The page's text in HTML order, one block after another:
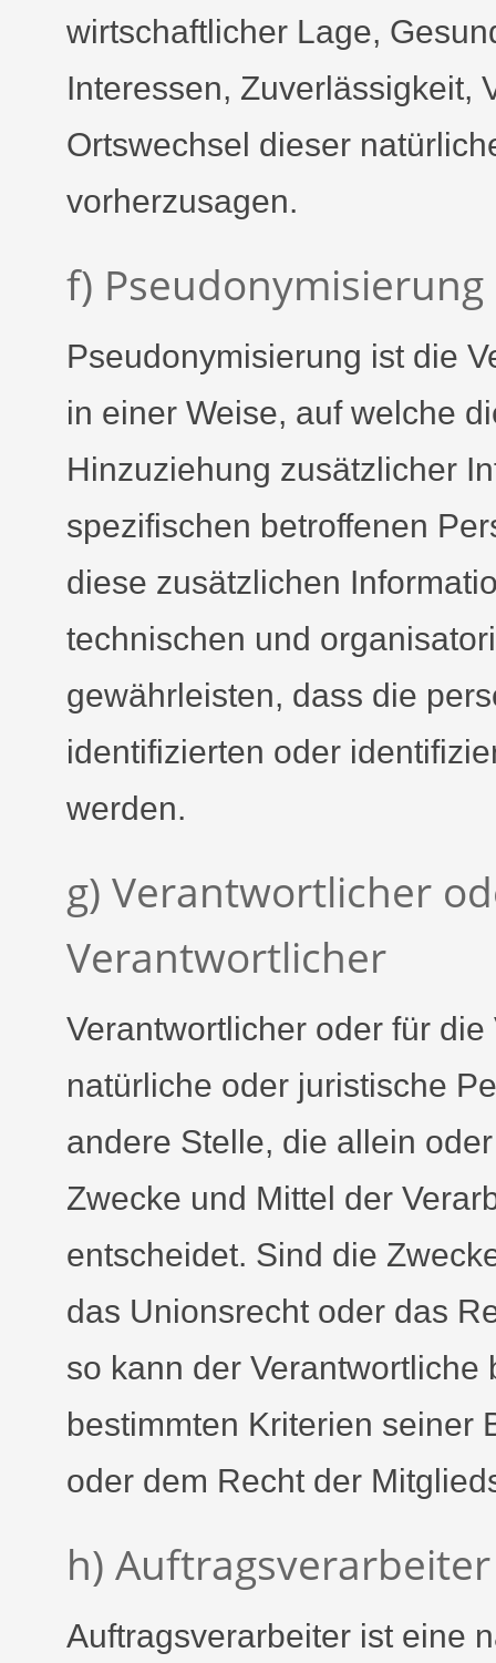
wirtschaftlicher Lage,
Interessen, Zuverlässigkeit,
Ortswechsel dieser
vorherzusagen.
f) Pseudonymisierung
Pseudonymisierung ist die
in einer Weise, auf welche
Hinzuziehung zusätzlicher
spezifischen betroffenen
diese zusätzlichen
technischen und
gewährleisten, dass die
identifizierten oder
werden.
g) Verantwortlicher
Verantwortlicher
Verantwortlicher oder für
natürliche oder juristische
andere Stelle, die allein
Zwecke und Mittel der
entscheidet. Sind die
das Unionsrecht oder das
so kann der
bestimmten Kriterien seiner
oder dem Recht der
h) Auftragsverarbeiter
Auftragsverarbeiter ist eine